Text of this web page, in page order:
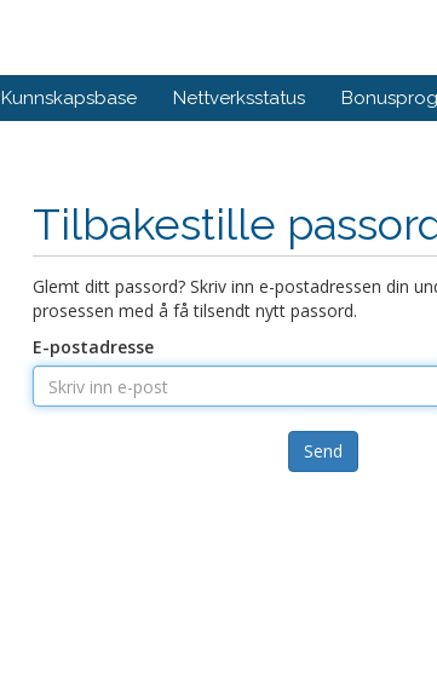
Kunnskapsbase Nettverksstatus
Tilbakestille
Glemt ditt passord? Skriv inn e-postadressen din
prosessen med å få tilsendt nytt passord.
E-postadresse
Send